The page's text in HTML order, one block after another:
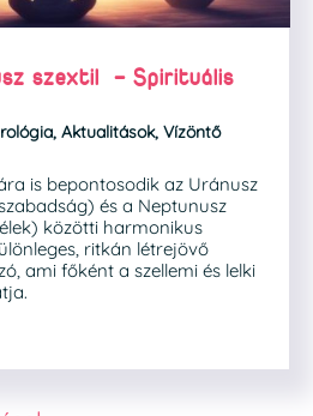
szextil – Spirituális
, Aktualitások, Vízöntő
is bepontosodik az Uránusz
és a Neptunusz
közötti harmonikus
ritkán létrejövő
ami főként a szellemi és lelki